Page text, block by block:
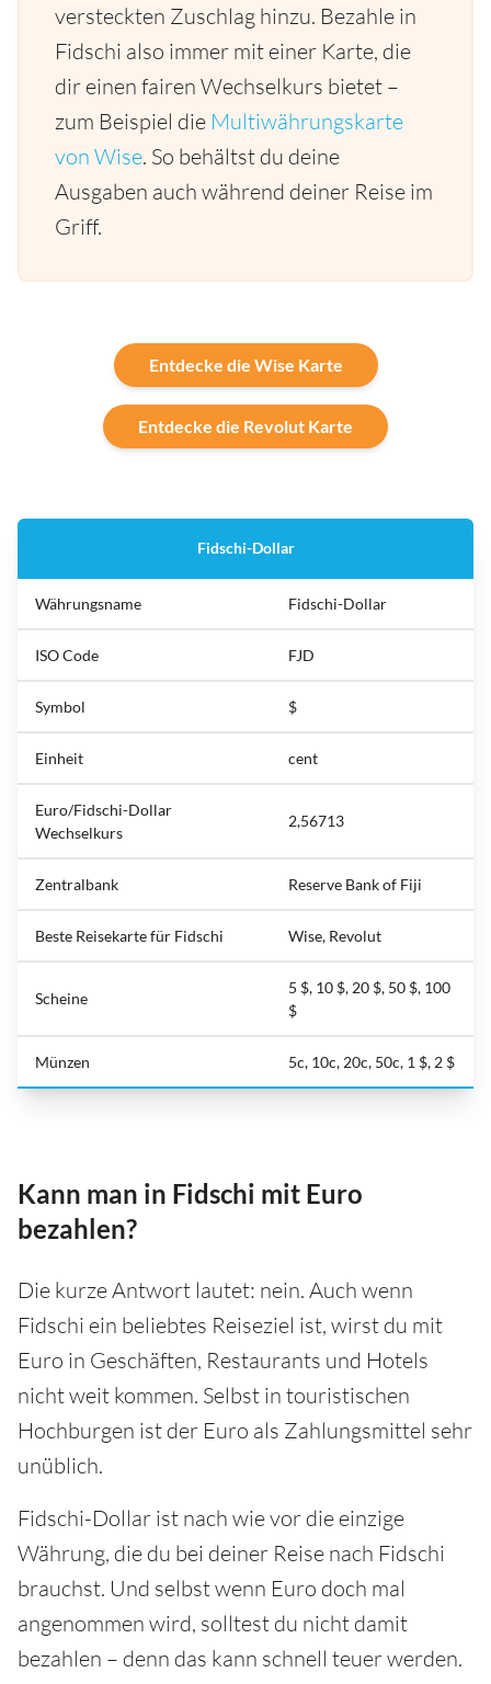
versteckten Zuschlag hinzu. Bezahle in
Fidschi also immer mit einer Karte, die
dir einen fairen Wechselkurs bietet –
zum Beispiel die Multiwährungskarte
von Wise. So behältst du deine
Ausgaben auch während deiner Reise im
Griff.
Entdecke die Wise Karte
Entdecke die Revolut Karte
Fidschi-Dollar
Währungsname Fidschi-Dollar
ISO Code FJD
Symbol $
Einheit cent
Euro/Fidschi-Dollar
Wechselkurs
2,56713
Zentralbank Reserve Bank of Fiji
Beste Reisekarte für Fidschi Wise, Revolut
Scheine
5 $, 10 $, 20 $, 50 $, 100
$
Münzen 5c, 10c, 20c, 50c, 1 $, 2 $
Kann man in Fidschi mit Euro
bezahlen?
Die kurze Antwort lautet: nein. Auch wenn
Fidschi ein beliebtes Reiseziel ist, wirst du mit
Euro in Geschäften, Restaurants und Hotels
nicht weit kommen. Selbst in touristischen
Hochburgen ist der Euro als Zahlungsmittel sehr
unüblich.
Fidschi-Dollar ist nach wie vor die einzige
Währung, die du bei deiner Reise nach Fidschi
brauchst. Und selbst wenn Euro doch mal
angenommen wird, solltest du nicht damit
bezahlen – denn das kann schnell teuer werden.